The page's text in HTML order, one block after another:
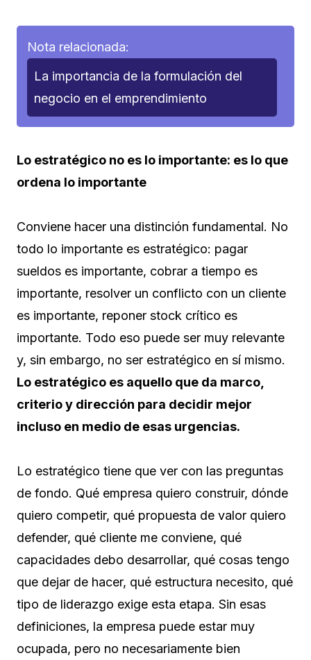
Nota relacionada:
La importancia de la formulación del
negocio en el emprendimiento
Lo estratégico no es lo importante: es lo que
ordena lo importante
Conviene hacer una distinción fundamental. No
todo lo importante es estratégico: pagar
sueldos es importante, cobrar a tiempo es
importante, resolver un conflicto con un cliente
es importante, reponer stock crítico es
importante. Todo eso puede ser muy relevante
y, sin embargo, no ser estratégico en sí mismo.
Lo estratégico es aquello que da marco,
criterio y dirección para decidir mejor
incluso en medio de esas urgencias.
Lo estratégico tiene que ver con las preguntas
de fondo. Qué empresa quiero construir, dónde
quiero competir, qué propuesta de valor quiero
defender, qué cliente me conviene, qué
capacidades debo desarrollar, qué cosas tengo
que dejar de hacer, qué estructura necesito, qué
tipo de liderazgo exige esta etapa. Sin esas
definiciones, la empresa puede estar muy
ocupada, pero no necesariamente bien